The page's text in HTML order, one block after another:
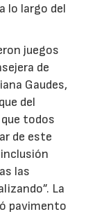
lo largo del
juegos
de
Gaudes,
del
que todos
de este
las
La
pavimento